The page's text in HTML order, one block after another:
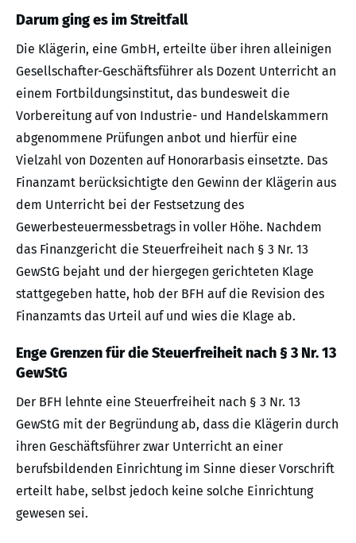
Darum ging es im Streitfall
Die Klägerin, eine GmbH, erteilte über ihren alleinigen
Gesellschafter-Geschäftsführer als Dozent Unterricht an
einem Fortbildungsinstitut, das bundesweit die
Vorbereitung auf von Industrie- und Handelskammern
abgenommene Prüfungen anbot und hierfür eine
Vielzahl von Dozenten auf Honorarbasis einsetzte. Das
Finanzamt berücksichtigte den Gewinn der Klägerin aus
dem Unterricht bei der Festsetzung des
Gewerbesteuermessbetrags in voller Höhe. Nachdem
das Finanzgericht die Steuerfreiheit nach § 3 Nr. 13
GewStG bejaht und der hiergegen gerichteten Klage
stattgegeben hatte, hob der BFH auf die Revision des
Finanzamts das Urteil auf und wies die Klage ab.
Enge Grenzen für die Steuerfreiheit nach § 3 Nr. 13
GewStG
Der BFH lehnte eine Steuerfreiheit nach § 3 Nr. 13
GewStG mit der Begründung ab, dass die Klägerin durch
ihren Geschäftsführer zwar Unterricht an einer
berufsbildenden Einrichtung im Sinne dieser Vorschrift
erteilt habe, selbst jedoch keine solche Einrichtung
gewesen sei.